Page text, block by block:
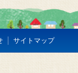
サイトマップ